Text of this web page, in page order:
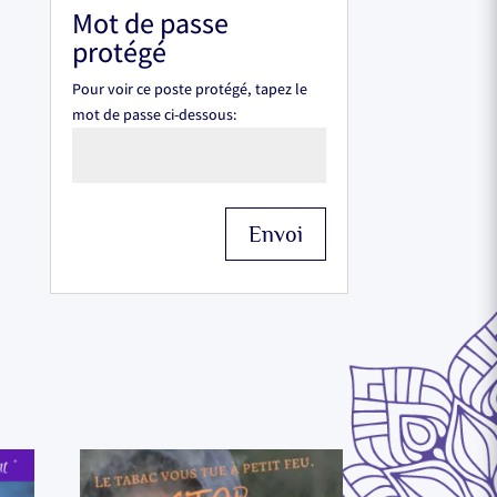
Mot de passe
protégé
Pour voir ce poste protégé, tapez le
mot de passe ci-dessous:
Envoi